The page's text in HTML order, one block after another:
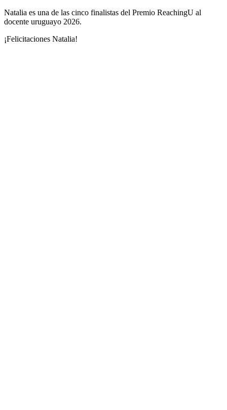
Natalia es una de las cinco finalistas del Premio ReachingU al
docente uruguayo 2026.
¡Felicitaciones Natalia!